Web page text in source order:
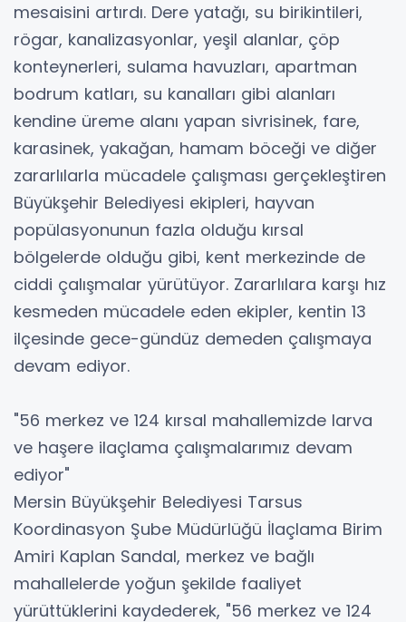
mesaisini artırdı. Dere yatağı, su birikintileri,
rögar, kanalizasyonlar, yeşil alanlar, çöp
konteynerleri, sulama havuzları, apartman
bodrum katları, su kanalları gibi alanları
kendine üreme alanı yapan sivrisinek, fare,
karasinek, yakağan, hamam böceği ve diğer
zararlılarla mücadele çalışması gerçekleştiren
Büyükşehir Belediyesi ekipleri, hayvan
popülasyonunun fazla olduğu kırsal
bölgelerde olduğu gibi, kent merkezinde de
ciddi çalışmalar yürütüyor. Zararlılara karşı hız
kesmeden mücadele eden ekipler, kentin 13
ilçesinde gece-gündüz demeden çalışmaya
devam ediyor.
"56 merkez ve 124 kırsal mahallemizde larva
ve haşere ilaçlama çalışmalarımız devam
ediyor"
Mersin Büyükşehir Belediyesi Tarsus
Koordinasyon Şube Müdürlüğü İlaçlama Birim
Amiri Kaplan Sandal, merkez ve bağlı
mahallelerde yoğun şekilde faaliyet
yürüttüklerini kaydederek, "56 merkez ve 124